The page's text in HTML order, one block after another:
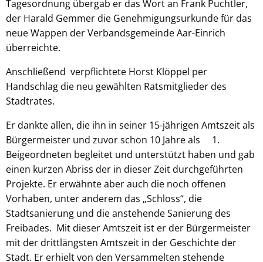
Tagesordnung übergab er das Wort an Frank Puchtler,
der Harald Gemmer die Genehmigungsurkunde für das
neue Wappen der Verbandsgemeinde Aar-Einrich
überreichte.
Anschließend verpflichtete Horst Klöppel per
Handschlag die neu gewählten Ratsmitglieder des
Stadtrates.
Er dankte allen, die ihn in seiner 15-jährigen Amtszeit als
Bürgermeister und zuvor schon 10 Jahre als 1.
Beigeordneten begleitet und unterstützt haben und gab
einen kurzen Abriss der in dieser Zeit durchgeführten
Projekte. Er erwähnte aber auch die noch offenen
Vorhaben, unter anderem das „Schloss“, die
Stadtsanierung und die anstehende Sanierung des
Freibades. Mit dieser Amtszeit ist er der Bürgermeister
mit der drittlängsten Amtszeit in der Geschichte der
Stadt. Er erhielt von den Versammelten stehende